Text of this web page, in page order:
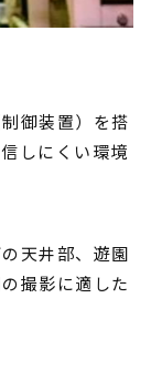
御装置）を搭
しにくい環境
天井部、遊園
撮影に適した